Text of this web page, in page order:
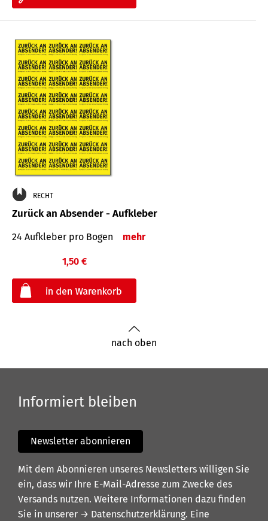
RECHT
Zurück an Absender - Aufkleber
24 Aufkleber pro Bogen mehr
1,50 €
nach oben
Informiert bleiben
Newsletter abonnieren
Mit dem Abonnieren unseres Newsletters willigen Sie
ein, dass wir Ihre E-Mail-Adresse zum Zwecke des
Versands nutzen. Weitere Informationen dazu finden
Sie in unserer → Datenschutzerklärung. Eine